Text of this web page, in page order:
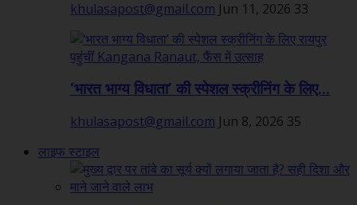
khulasapost@gmail.com Jun 11, 2026 33
‘भारत भाग्य विधाता’ की स्पेशल स्क्रीनिंग के लिए...
khulasapost@gmail.com Jun 8, 2026 35
लाइफ स्टाइल